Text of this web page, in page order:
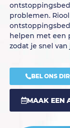
problemen.
helpen met een
zodat je snel
BEL ONS
MAAK EEN